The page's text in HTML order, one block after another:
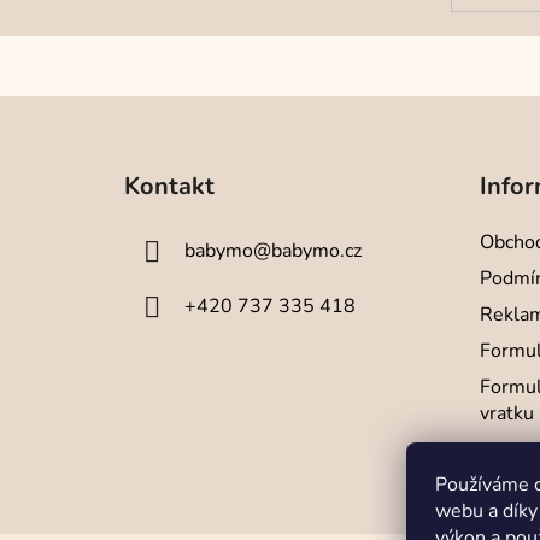
Používáme
webu a
Kontakt
babymo@babymo.cz
+420 737 335 418
vratku